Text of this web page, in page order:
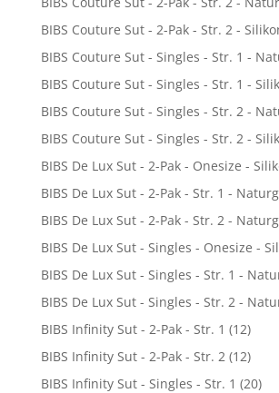
BIBS Couture Sut - 2-Pak - Str. 2 -
BIBS Couture Sut - Singles - Str. 1 -
BIBS Couture Sut - Singles - Str. 1 -
BIBS Couture Sut - Singles - Str. 2 -
BIBS Couture Sut - Singles - Str. 2 -
BIBS De Lux Sut - 2-Pak - Onesize -
BIBS De Lux Sut - 2-Pak - Str. 1 -
BIBS De Lux Sut - 2-Pak - Str. 2 -
BIBS De Lux Sut - Singles - Onesize -
BIBS De Lux Sut - Singles - Str. 1 -
BIBS De Lux Sut - Singles - Str. 2 -
BIBS Infinity Sut - 2-Pak - Str. 1 (12)
BIBS Infinity Sut - 2-Pak - Str. 2 (12)
BIBS Infinity Sut - Singles - Str. 1 (20)